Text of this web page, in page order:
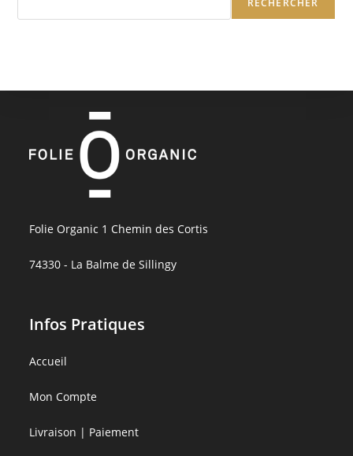
Folie Organic 1 Chemin des Cortis
74330 - La Balme de Sillingy
Infos Pratiques
Accueil
Mon Compte
Livraison | Paiement